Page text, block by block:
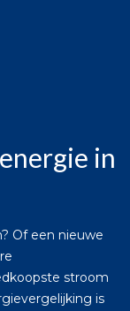
in
Of een nieuwe
stroom
is